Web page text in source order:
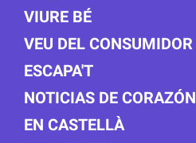
VIURE BÉ
VEU DEL CONSUMIDOR
ESCAPA'T
NOTICIAS DE CORAZÓN
EN CASTELLÀ